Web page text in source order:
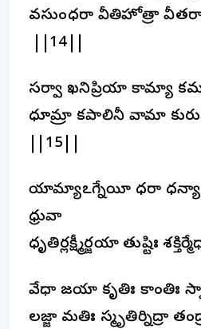
వసుంధరా వీతిహోత్రా
||14||
సర్వా ఖనిప్రియా కామ్యా
ధూమ్రా కపాలినీ వామా
||15||
యామ్యాఽగ్నేయీ ధరా ధన్యా
ధ్రువా
ధృతిర్లక్ష్మీర్జయా తుష్టిః
వేధా జయా కృతిః కాంతిః
లజ్జా మతిః స్మృతిర్నిద్రా